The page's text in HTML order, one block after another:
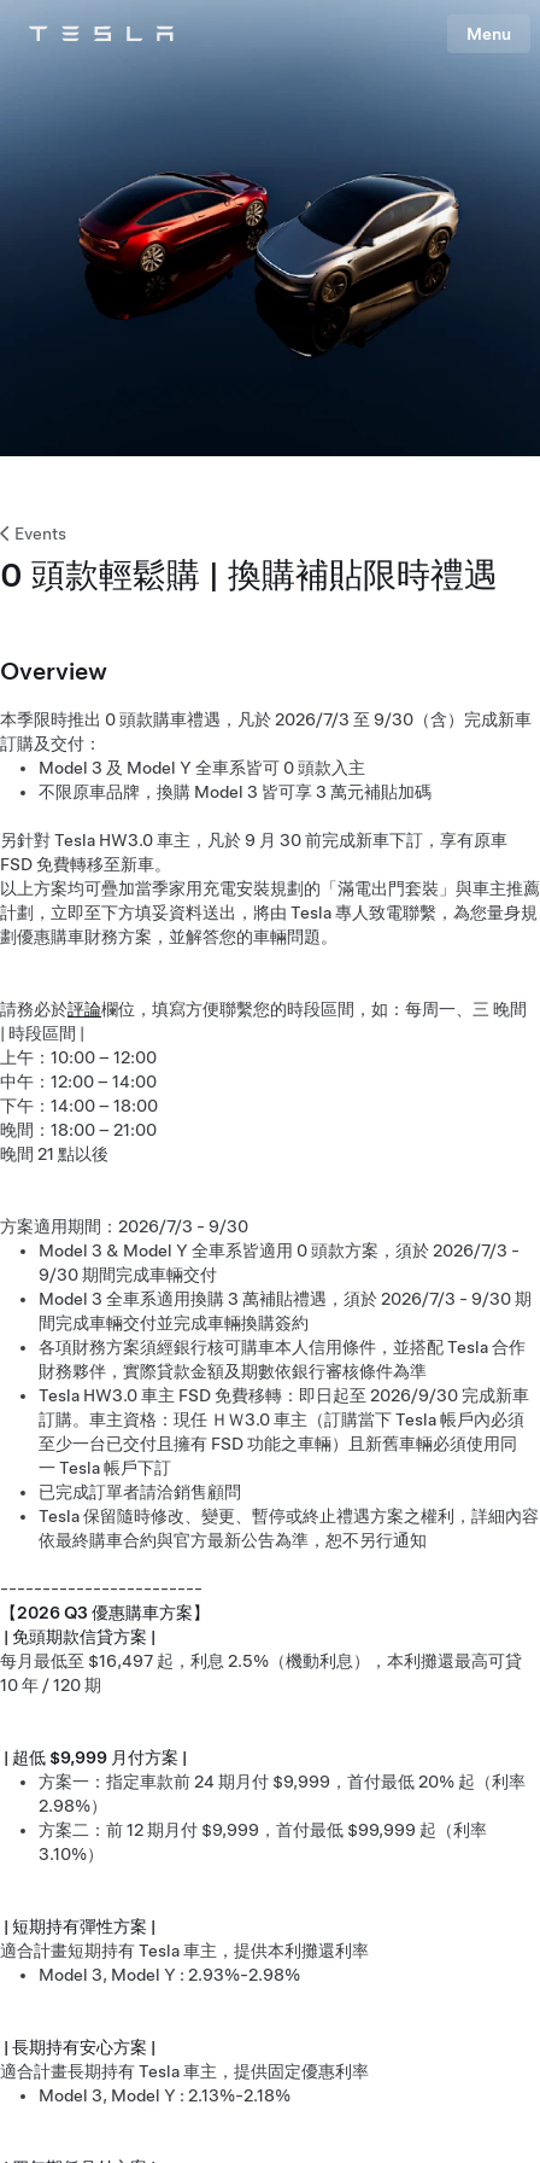
Tesla Menu
Events
0 頭款輕鬆購 | 換購補貼限時禮遇
Overview
本季限時推出 0 頭款購車禮遇，凡於 2026/7/3 至 9/30（含）完成新車
訂購及交付：
Model 3 及 Model Y 全車系皆可 0 頭款入主
不限原車品牌，換購 Model 3 皆可享 3 萬元補貼加碼
另針對 Tesla HW3.0 車主，凡於 9 月 30 前完成新車下訂，享有原車
FSD 免費轉移至新車。
以上方案均可疊加當季家用充電安裝規劃的「滿電出門套裝」與車主推薦
計劃，立即至下方填妥資料送出，將由 Tesla 專人致電聯繫，為您量身規
劃優惠購車財務方案，並解答您的車輛問題。
請務必於評論欄位，填寫方便聯繫您的時段區間，如：每周一、三 晚間
| 時段區間 |
上午：10:00 – 12:00
中午：12:00 – 14:00
下午：14:00 – 18:00
晚間：18:00 – 21:00
晚間 21 點以後
方案適用期間：2026/7/3 - 9/30
Model 3 & Model Y 全車系皆適用 0 頭款方案，須於 2026/7/3 -
9/30 期間完成車輛交付
Model 3 全車系適用換購 3 萬補貼禮遇，須於 2026/7/3 - 9/30 期
間完成車輛交付並完成車輛換購簽約
各項財務方案須經銀行核可購車本人信用條件，並搭配 Tesla 合作
財務夥伴，實際貸款金額及期數依銀行審核條件為準
Tesla HW3.0 車主 FSD 免費移轉：即日起至 2026/9/30 完成新車
訂購。車主資格：現任 ＨＷ3.0 車主（訂購當下 Tesla 帳戶內必須
至少一台已交付且擁有 FSD 功能之車輛）且新舊車輛必須使用同
一 Tesla 帳戶下訂
已完成訂單者請洽銷售顧問
Tesla 保留隨時修改、變更、暫停或終止禮遇方案之權利，詳細內容
依最終購車合約與官方最新公告為準，恕不另行通知
------------------------
【2026 Q3 優惠購車方案】
| 免頭期款信貸方案 |
每月最低至 $16,497 起，利息 2.5%（機動利息），本利攤還最高可貸
10 年 / 120 期
| 超低 $9,999 月付方案 |
方案一：指定車款前 24 期月付 $9,999，首付最低 20% 起（利率
2.98%）
方案二：前 12 期月付 $9,999，首付最低 $99,999 起（利率
3.10%）
| 短期持有彈性方案 |
適合計畫短期持有 Tesla 車主，提供本利攤還利率
Model 3, Model Y : 2.93%-2.98%
| 長期持有安心方案 |
適合計畫長期持有 Tesla 車主，提供固定優惠利率
Model 3, Model Y : 2.13%-2.18%